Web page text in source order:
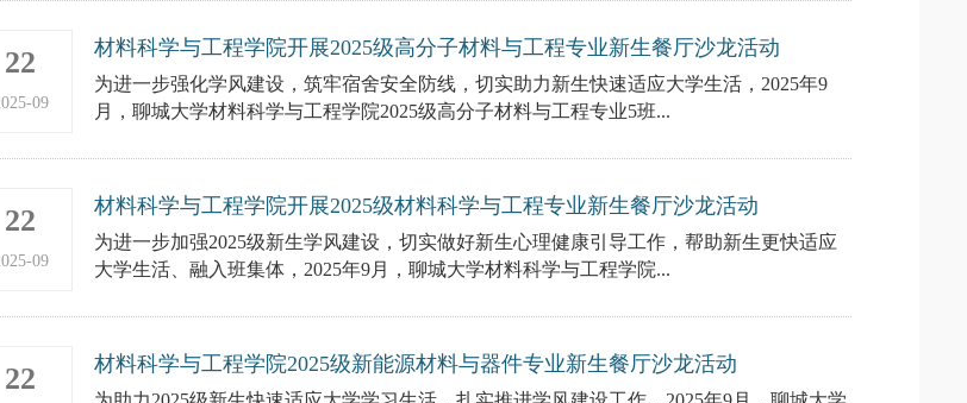
22
09
材料科学与工程学院开展2025级高分子材料与工程专业新生餐厅沙龙活动
为进一步强化学风建设，筑牢宿舍安全防线，切实助力新生快速适应大学生活，2025年9
月，聊城大学材料科学与工程学院2025级高分子材料与工程专业5班...
22
09
材料科学与工程学院开展2025级材料科学与工程专业新生餐厅沙龙活动
为进一步加强2025级新生学风建设，切实做好新生心理健康引导工作，帮助新生更快适应
大学生活、融入班集体，2025年9月，聊城大学材料科学与工程学院...
22 材料科学与工程学院2025级新能源材料与器件专业新生餐厅沙龙活动